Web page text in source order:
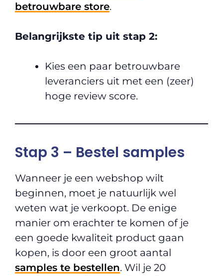
betrouwbare store.
Belangrijkste tip uit stap 2:
Kies een paar betrouwbare
leveranciers uit met een (zeer)
hoge review score.
Stap 3 – Bestel samples
Wanneer je een webshop wilt
beginnen, moet je natuurlijk wel
weten wat je verkoopt. De enige
manier om erachter te komen of je
een goede kwaliteit product gaan
kopen, is door een groot aantal
samples te bestellen. Wil je 20